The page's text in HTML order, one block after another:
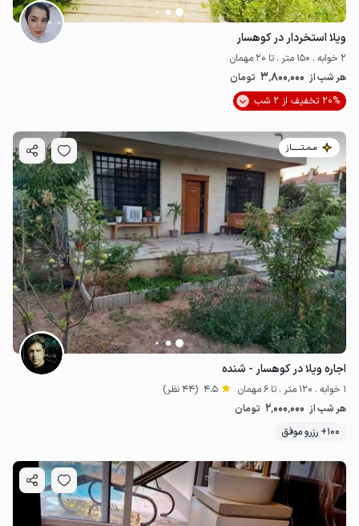
ویلا استخردار در کوهسار
2 خوابه . 150 متر . تا 20 مهمان
هر شب از 3٬800٬000 تومان
20% تخفیف از 2 شب
مـمـتــــــاز
اجاره ویلا در کوهسار - شنده
1 خوابه . 120 متر . تا 6 مهمان 4.5 (44 نظر)
هر شب از 2٬000٬000 تومان
100+ رزرو موفق